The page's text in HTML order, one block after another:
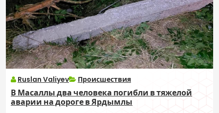
Ruslan Valiyev Происшествия
В Масаллы два человека погибли в тяжелой
аварии на дороге в Ярдымлы